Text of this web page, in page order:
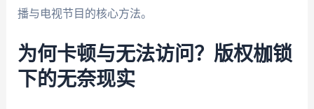
播与电视节目的核心方法。
为何卡顿与无法访问？版权枷锁
下的无奈现实